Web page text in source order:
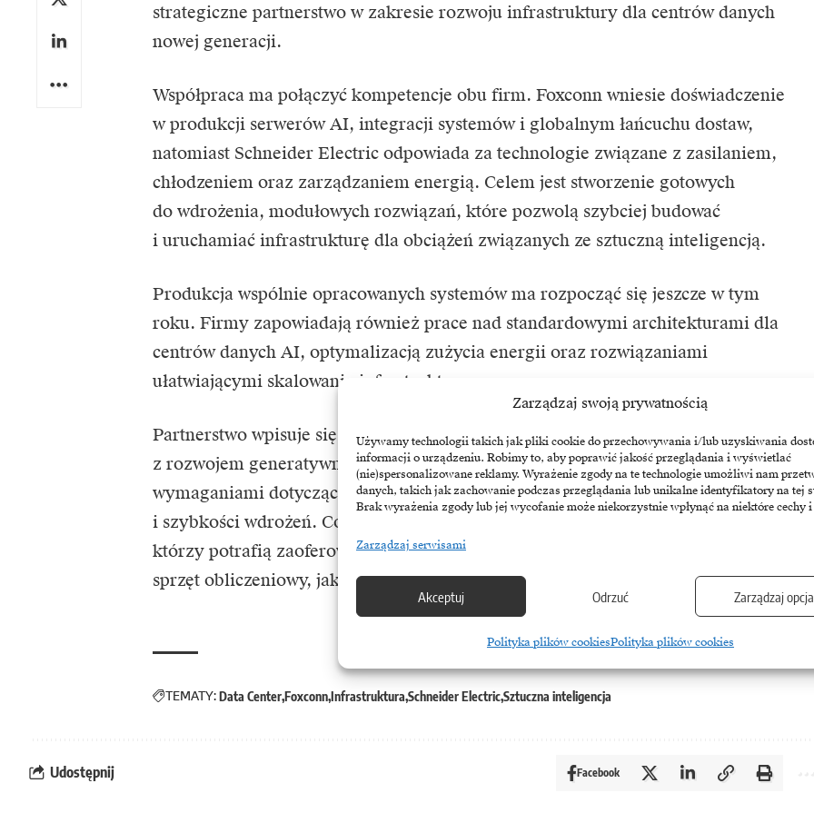
Zarządzaj swoją prywatnością
Używamy technologii takich jak pliki cookie do przechowywania i/lub uzyskiwania
informacji o urządzeniu. Robimy to, aby poprawić jakość przeglądania i wyświetlać
(nie)spersonalizowane reklamy. Wyrażenie zgody na te technologie umożliwi nam
danych, takich jak zachowanie podczas przeglądania lub unikalne identyfikatory na tej
Brak wyrażenia zgody lub jej wycofanie może niekorzystnie wpłynąć na niektóre cechy
Zarządzaj serwisami
Akceptuj Odrzuć Zarządzaj
Polityka plików cookiesPolityka plików cookies
strategiczne partnerstwo w zakresie rozwoju infrastruktury dla centrów danych
nowej generacji.
Współpraca ma połączyć kompetencje obu firm. Foxconn wniesie doświadczenie
w produkcji serwerów AI, integracji systemów i globalnym łańcuchu dostaw,
natomiast Schneider Electric odpowiada za technologie związane z zasilaniem,
chłodzeniem oraz zarządzaniem energią. Celem jest stworzenie gotowych
do wdrożenia, modułowych rozwiązań, które pozwolą szybciej budować
i uruchamiać infrastrukturę dla obciążeń związanych ze sztuczną inteligencją.
Produkcja wspólnie opracowanych systemów ma rozpocząć się jeszcze w tym
roku. Firmy zapowiadają również prace nad standardowymi architekturami dla
centrów danych AI, optymalizacją zużycia energii oraz rozwiązaniami
ułatwiającymi skalowanie infrastruktury.
Partnerstwo wpisuje się w szerszy trend obserwowany na rynku. Wraz
z rozwojem generatywnej AI operatorzy centrów danych mierzą się z rosnącymi
wymaganiami dotyczącymi dostępności energii, efektywnego chłodzenia
i szybkości wdrożeń. Coraz większą rolę odgrywają więc dostawcy,
którzy potrafią zaoferować zintegrowane rozwiązania obejmujące zarówno
sprzęt obliczeniowy, jak i infrastrukturę energetyczną.
TEMATY:Data CenterFoxconnInfrastruktura Schneider ElectricSztuczna inteligencja
Udostępnij Facebook